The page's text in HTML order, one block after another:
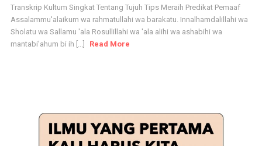
Transkrip Kultum Singkat Tentang Tujuh Tips Meraih Predikat Pemaaf
Assalammu'alaikum wa rahmatullahi wa barakatu. Innalhamdalillahi wa
Sholatu wa Sallamu 'ala Rosullillahi wa 'ala alihi wa ashabihi wa
mantabi'ahum bi ih [...]
Read More